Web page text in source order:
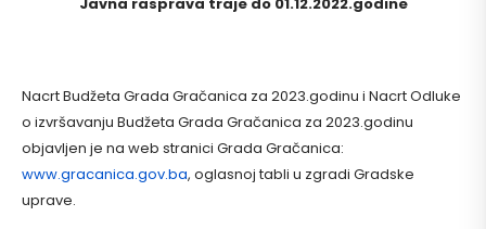
Nacrt Budžeta Grada Gračanica za 2023.godinu i Nacrt Odluke
o izvršavanju Budžeta Grada Gračanica za 2023.godinu
objavljen je na web stranici Grada Gračanica:
www.gracanica.gov.ba, oglasnoj tabli u zgradi Gradske
uprave.